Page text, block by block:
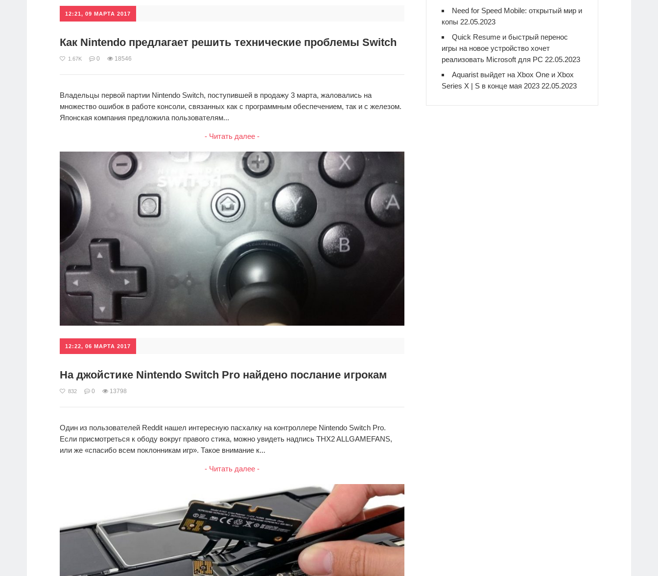
12:21, 09 МАРТА 2017
Как Nintendo предлагает решить технические проблемы Switch
1.67K 0 18546
Владельцы первой партии Nintendo Switch, поступившей в продажу 3 марта, жаловались на
множество ошибок в работе консоли, связанных как с программным обеспечением, так и с железом.
Японская компания предложила пользователям...
- Читать далее -
12:22, 06 МАРТА 2017
На джойстике Nintendo Switch Pro найдено послание игрокам
832 0 13798
Один из пользователей Reddit нашел интересную пасхалку на контроллере Nintendo Switch Pro.
Если присмотреться к ободу вокруг правого стика, можно увидеть надпись THX2 ALLGAMEFANS,
или же «cпасибо всем поклонникам игр». Такое внимание к...
- Читать далее -
Need for Speed Mobile: открытый мир и
копы 22.05.2023
Quick Resume и быстрый перенос
игры на новое устройство хочет
реализовать Microsoft для PC 22.05.2023
Aquarist выйдет на Xbox One и Xbox
Series X | S в конце мая 2023 22.05.2023